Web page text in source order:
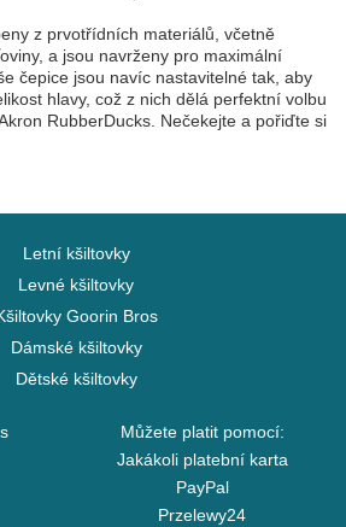
z prvotřídních materiálů, včetně
a jsou navrženy pro maximální
čepice jsou navíc nastavitelné tak, aby
hlavy, což z nich dělá perfektní volbu
RubberDucks. Nečekejte a pořiďte si
Letní kšiltovky
Levné kšiltovky
Goorin Bros
Dámské kšiltovky
Dětské kšiltovky
Můžete platit pomocí:
Jakákoli platební karta
PayPal
Przelewy24